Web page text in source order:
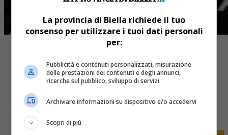
Share
Tweet
La provincia di Biella richiede il tuo
consenso per utilizzare i tuoi dati personali
per:
Pubblicità e contenuti personalizzati, misurazione
delle prestazioni dei contenuti e degli annunci,
ricerche sul pubblico, sviluppo di servizi
Archiviare informazioni su dispositivo e/o accedervi
Scopri di più